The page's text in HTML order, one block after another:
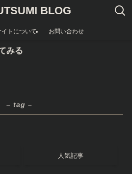
BLOG
イトについて お問い合わせ
みる
– tag –
人気記事